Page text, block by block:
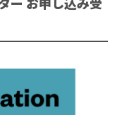
ー お申し込み受